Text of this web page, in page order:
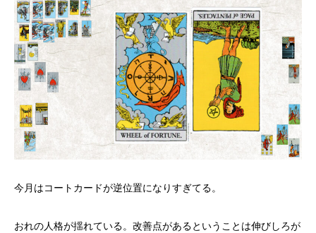
今月はコートカードが逆位置になりすぎてる。
おれの人格が揺れている。改善点があるということは伸びしろが